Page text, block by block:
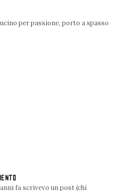
per passione, porto a spasso
fa scrivevo un post (chi